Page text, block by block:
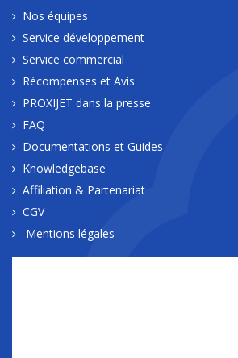
Nos équipes
Service développement
Service commercial
Récompenses et Avis
PROXIJET dans la presse
FAQ
Documentations et Guides
Knowledgebase
Affiliation & Partenariat
CGV
Mentions légales